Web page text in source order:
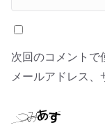
次回のコメントで
メールアドレス、